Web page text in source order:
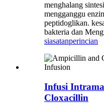
menghalang
mengganggu
peptidoglikan.
bakteria dan
siasatanperincian
Infusi
Cloxacillin